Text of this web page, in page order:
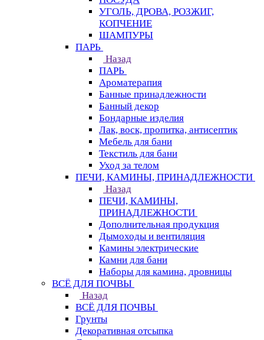
УГОЛЬ, ДРОВА, РОЗЖИГ,
КОПЧЕНИЕ
ШАМПУРЫ
ПАРЬ
Назад
ПАРЬ
Ароматерапия
Банные принадлежности
Банный декор
Бондарные изделия
Лак, воск, пропитка, антисептик
Мебель для бани
Текстиль для бани
Уход за телом
ПЕЧИ, КАМИНЫ, ПРИНАДЛЕЖНОСТИ
Назад
ПЕЧИ, КАМИНЫ,
ПРИНАДЛЕЖНОСТИ
Дополнительная продукция
Дымоходы и вентиляция
Камины электрические
Камни для бани
Наборы для камина, дровницы
ВСЁ ДЛЯ ПОЧВЫ
Назад
ВСЁ ДЛЯ ПОЧВЫ
Грунты
Декоративная отсыпка